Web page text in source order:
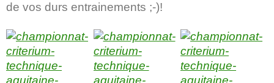
de vos durs entrainements ;-)!